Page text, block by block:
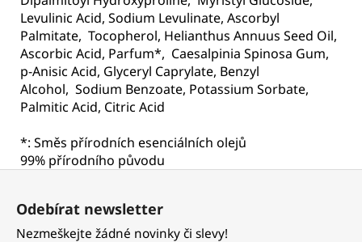
Levulinic Acid, Sodium Levulinate, Ascorbyl
Palmitate, Tocopherol, Helianthus Annuus Seed Oil,
Ascorbic Acid, Parfum*, Caesalpinia Spinosa Gum,
p-Anisic Acid, Glyceryl Caprylate, Benzyl
Alcohol, Sodium Benzoate, Potassium Sorbate,
Palmitic Acid, Citric Acid
*: Směs přírodních esenciálních olejů
99% přírodního původu
Z
Odebírat newsletter
Nezmeškejte žádné novinky či slevy!